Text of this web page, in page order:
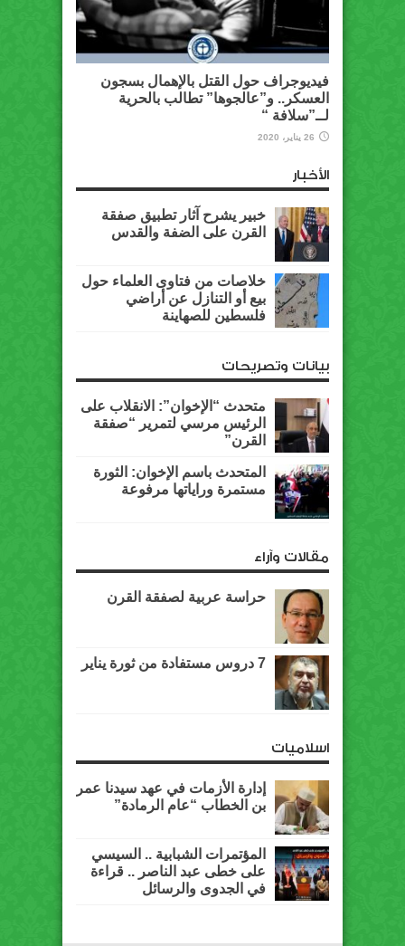
فيديوجراف حول القتل بالإهمال بسجون
العسكر.. و”عالجوها” تطالب بالحرية
لــ”سلافة “
26 يناير، 2020
الأخبار
خبير يشرح آثار تطبيق صفقة
القرن على الضفة والقدس
خلاصات من فتاوى العلماء حول
بيع أو التنازل عن أراضي
فلسطين للصهاينة
بيانات وتصريحات
متحدث “الإخوان”: الانقلاب على
الرئيس مرسي لتمرير “صفقة
القرن”
المتحدث باسم الإخوان: الثورة
مستمرة وراياتها مرفوعة
مقالات وآراء
حراسة عربية لصفقة القرن
7 دروس مستفادة من ثورة يناير
اسلاميات
إدارة الأزمات في عهد سيدنا عمر
بن الخطاب “عام الرمادة”
المؤتمرات الشبابية .. السيسي
على خطى عبد الناصر .. قراءة
في الجدوى والرسائل